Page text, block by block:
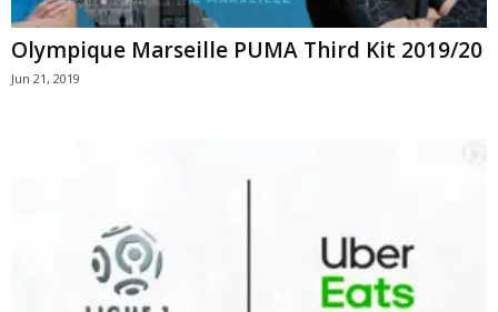
Olympique Marseille PUMA Third Kit 2019/20
Jun 21, 2019